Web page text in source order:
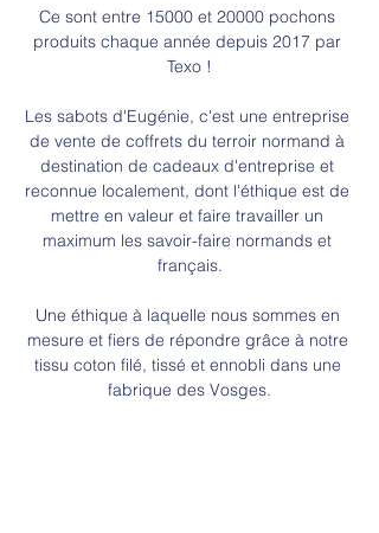
Ce sont entre 15000 et 20000 pochons
produits chaque année depuis 2017 par
Texo !
Les sabots d'Eugénie, c'est une entreprise
de vente de coffrets du terroir normand à
destination de cadeaux d'entreprise et
reconnue localement, dont l'éthique est de
mettre en valeur et faire travailler un
maximum les savoir-faire normands et
français.
Une éthique à laquelle nous sommes en
mesure et fiers de répondre grâce à notre
tissu coton filé, tissé et ennobli dans une
fabrique des Vosges.